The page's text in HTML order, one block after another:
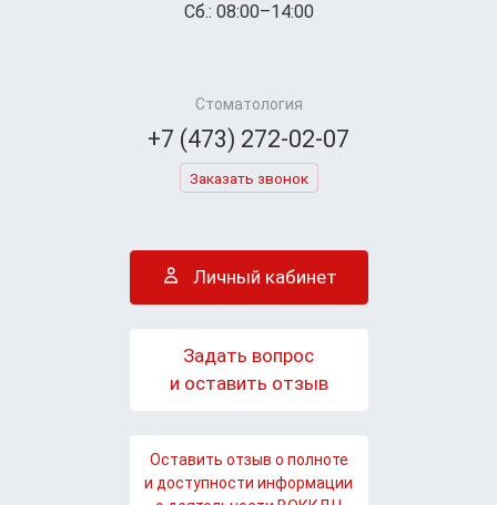
Сб.: 08:00–14:00
Стоматология
+7 (473) 272-02-07
Заказать звонок
Личный кабинет
Задать вопрос
и оставить отзыв
Оставить отзыв о полноте
и доступности информации